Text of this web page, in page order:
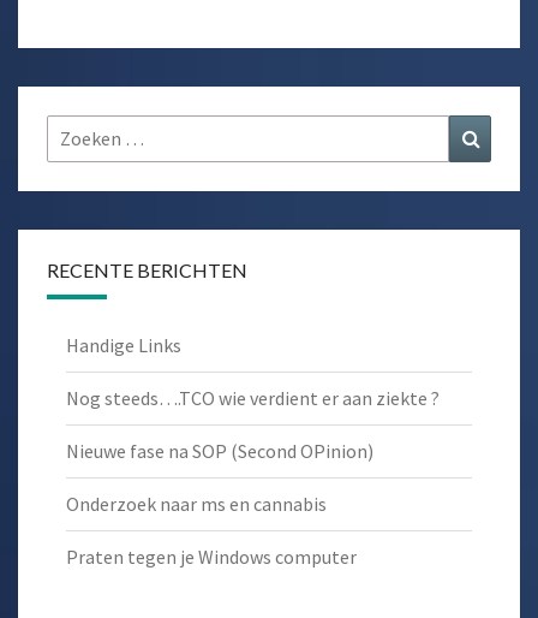
Zoeken
naar:
RECENTE BERICHTEN
Handige Links
Nog steeds….TCO wie verdient er aan ziekte ?
Nieuwe fase na SOP (Second OPinion)
Onderzoek naar ms en cannabis
Praten tegen je Windows computer